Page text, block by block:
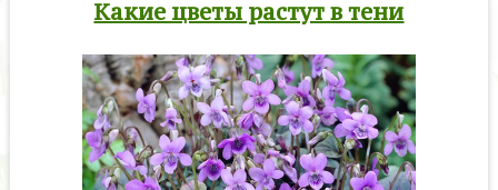
Какие цветы растут в тени